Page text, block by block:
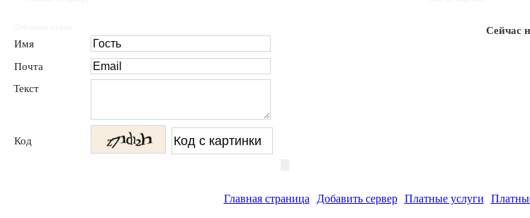
Имя
Почта
Текст
Код
Сейчас
Главная страница Добавить сервер Платные услуги